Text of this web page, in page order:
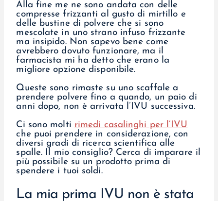
Alla fine me ne sono andata con delle
compresse frizzanti al gusto di mirtillo e
delle bustine di polvere che si sono
mescolate in uno strano infuso frizzante
ma insipido. Non sapevo bene come
avrebbero dovuto funzionare, ma il
farmacista mi ha detto che erano la
migliore opzione disponibile.
Queste sono rimaste su uno scaffale a
prendere polvere fino a quando, un paio di
anni dopo, non è arrivata l’IVU successiva.
Ci sono molti rimedi casalinghi per l’IVU
che puoi prendere in considerazione, con
diversi gradi di ricerca scientifica alle
spalle. Il mio consiglio? Cerca di imparare il
più possibile su un prodotto prima di
spendere i tuoi soldi.
La mia prima IVU non è stata